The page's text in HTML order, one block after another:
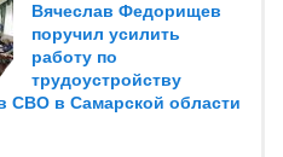
Вячеслав Федорищев
поручил усилить
работу по
трудоустройству
СВО в Самарской области